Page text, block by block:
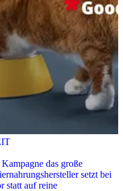
das große
setzt bei
statt auf reine